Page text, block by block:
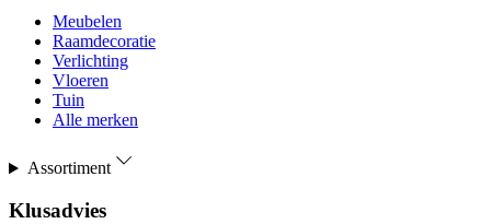
Meubelen
Raamdecoratie
Verlichting
Vloeren
Tuin
Alle merken
Assortiment
Klusadvies